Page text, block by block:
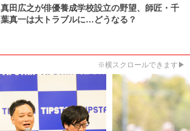
真田広之が俳優養成学校設立の野望、師匠・千
葉真一は大トラブルに…どうなる？
※横スクロールできます▶